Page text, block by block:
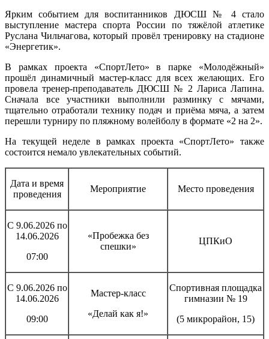
Ярким событием для воспитанников ДЮСШ № 4 стало
выступление мастера спорта России по тяжёлой атлетике
Руслана Чильчагова, который провёл тренировку на стадионе
«Энергетик».
В рамках проекта «СпортЛето» в парке «Молодёжный»
прошёл динамичный мастер‑класс для всех желающих. Его
провела тренер‑преподаватель ДЮСШ № 2 Лариса Лапина.
Сначала все участники выполнили разминку с мячами,
тщательно отработали технику подач и приёма мяча, а затем
перешли турниру по пляжному волейболу в формате «2 на 2».
На текущей неделе в рамках проекта «СпортЛето» также
состоится немало увлекательных событий.
Дата и время
проведения
Мероприятие Место проведения
С 9.06.2026 по
14.06.2026
07:00
«Пробежка без
спешки»
ЦПКиО
С 9.06.2026 по
14.06.2026
09:00
Мастер-класс
«Делай как я!»
Спортивная площадка
гимназии № 19
(5 микрорайон, 15)